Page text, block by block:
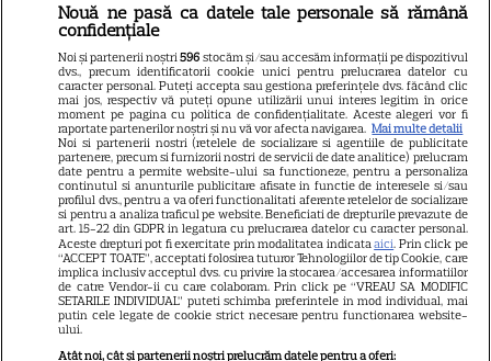
Libertatea
Libertatea pentru femei
GSP
Știri mondene
Avantaje
Elle
Unica
Retete practice
URMĂREȘTE-NE PE
Nouă ne pasă ca datele tale personale să rămână
confidențiale
Noi și partenerii noștri596 stocăm și/sau accesăm informații pe dispozitivul
dvs., precum identificatorii cookie unici pentru prelucrarea datelor cu
caracter personal. Puteți accepta sau gestiona preferințele dvs. făcând clic
mai jos, respectiv vă puteți opune utilizării unui interes legitim în orice
moment pe pagina cu politica de confidențialitate. Aceste alegeri vor fi
raportate partenerilor noștri și nu vă vor afecta navigarea. Mai multe detalii
Noi si partenerii nostri (retelele de socializare si agentiile de publicitate
partenere, precum si furnizorii nostri de servicii de date analitice) prelucram
date pentru a permite website-ului sa functioneze, pentru a personaliza
continutul si anunturile publicitare afisate in functie de interesele si/sau
profilul dvs., pentru a va oferi functionalitati aferente retelelor de socializare
si pentru a analiza traficul pe website. Beneficiati de drepturile prevazute de
art. 15-22 din GDPR in legatura cu prelucrarea datelor cu caracter personal.
Aceste drepturi pot fi exercitate prin modalitatea indicataaici. Prin click pe
“ACCEPT TOATE”, acceptati folosirea tuturor Tehnologiilor de tip Cookie, care
implica inclusiv acceptul dvs. cu privire la stocarea/accesarea informatiilor
de catre Vendor-ii cu care colaboram. Prin click pe “VREAU SA MODIFIC
SETARILE INDIVIDUAL” puteti schimba preferintele in mod individual, mai
putin cele legate de cookie strict necesare pentru functionarea website-
ului.
Atât noi, cât și partenerii noștri prelucrăm datele pentru a oferi: